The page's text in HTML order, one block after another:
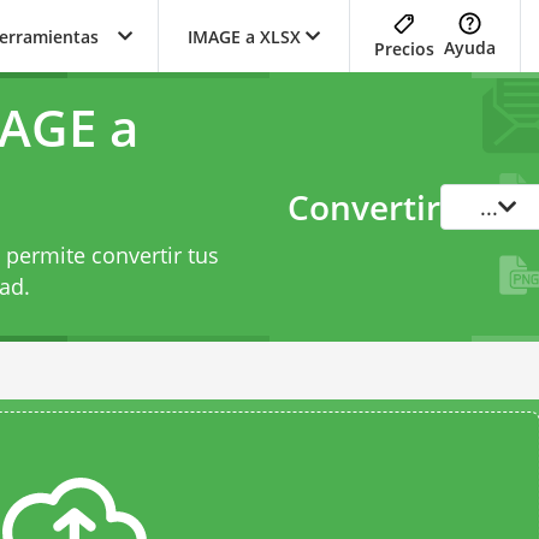
IMAGE a XLSX
Precios Ayuda
a
convertir tus
Convertir ...